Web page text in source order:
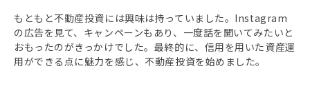
もともと不動産投資には興味は持っていました。Instagram
の広告を見て、キャンペーンもあり、一度話を聞いてみたいと
おもったのがきっかけでした。最終的に、信用を用いた資産運
用ができる点に魅力を感じ、不動産投資を始めました。